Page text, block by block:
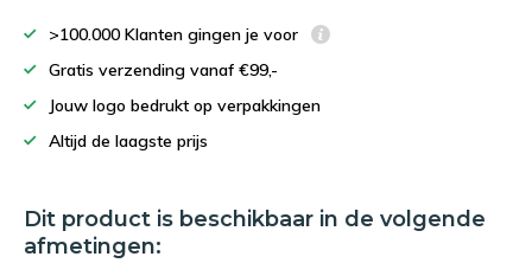
>100.000 Klanten gingen je voor
Gratis verzending vanaf €99,-
Jouw logo bedrukt op verpakkingen
Altijd de laagste prijs
Dit product is beschikbaar in de volgende
afmetingen: